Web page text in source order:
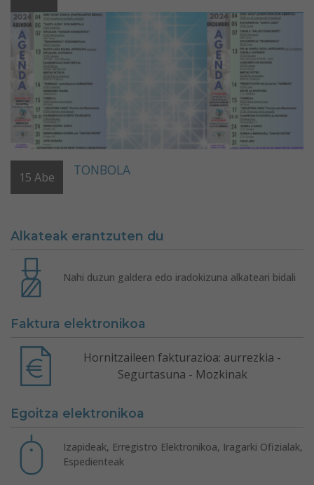
15 Abe TONBOLA
Alkateak erantzuten du
Nahi duzun galdera edo iradokizuna alkateari bidali
Faktura elektronikoa
Hornitzaileen fakturazioa: aurrezkia -
Segurtasuna - Mozkinak
Egoitza elektronikoa
Izapideak, Erregistro Elektronikoa, Iragarki Ofizialak,
Espedienteak